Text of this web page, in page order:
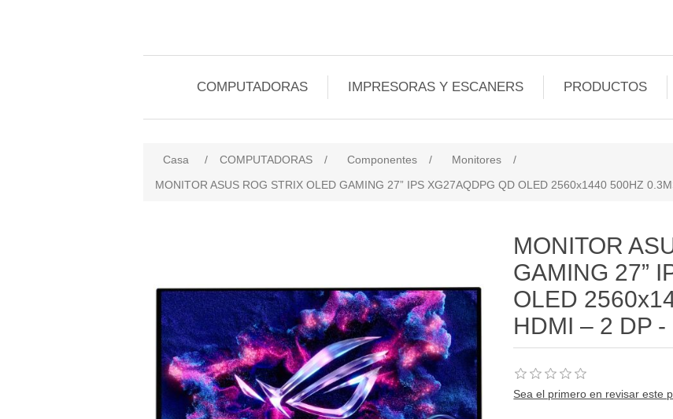
COMPUTADORAS IMPRESORAS Y ESCANERS PRODUCTOS
Casa / COMPUTADORAS / Componentes / Monitores
/
MONITOR ASUS ROG STRIX OLED GAMING 27” IPS XG27AQDPG QD OLED 2560x1440 500HZ
MONITOR
GAMING 27”
OLED
HDMI – 2 DP -
Sea el primero en revisar este